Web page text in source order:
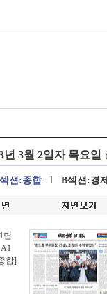
션:종합 B섹션:경제
1면
A1
합]